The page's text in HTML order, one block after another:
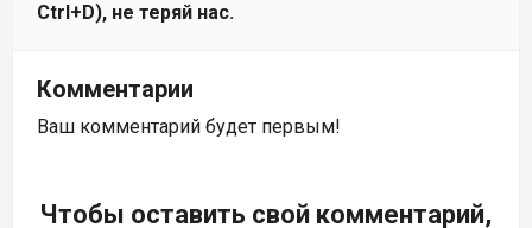
Ctrl+D), не теряй нас.
Комментарии
Ваш комментарий будет первым!
Чтобы оставить свой комментарий,